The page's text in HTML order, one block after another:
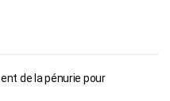
de la pénurie pour